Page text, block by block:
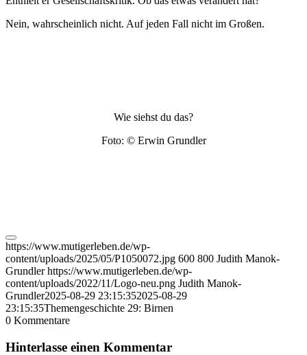
Nein, wahrscheinlich nicht. Auf jeden Fall nicht im Großen.
Wie siehst du das?
Foto: © Erwin Grundler
https://www.mutigerleben.de/wp-
content/uploads/2025/05/P1050072.jpg 600 800 Judith Manok-
Grundler https://www.mutigerleben.de/wp-
content/uploads/2022/11/Logo-neu.png Judith Manok-
Grundler2025-08-29 23:15:352025-08-29
23:15:35Themengeschichte 29: Birnen
0 Kommentare
Hinterlasse einen Kommentar